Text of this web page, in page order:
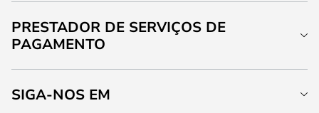
PRESTADOR DE SERVIÇOS DE
PAGAMENTO
SIGA-NOS EM